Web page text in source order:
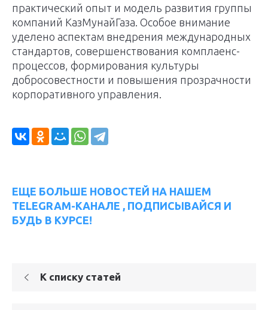
практический опыт и модель развития группы
компаний КазМунайГаза. Особое внимание
уделено аспектам внедрения международных
стандартов, совершенствования комплаенс-
процессов, формирования культуры
добросовестности и повышения прозрачности
корпоративного управления.
ЕЩЕ БОЛЬШЕ НОВОСТЕЙ НА НАШЕМ
TELEGRAM-КАНАЛЕ , ПОДПИСЫВАЙСЯ И
БУДЬ В КУРСЕ!
К списку статей